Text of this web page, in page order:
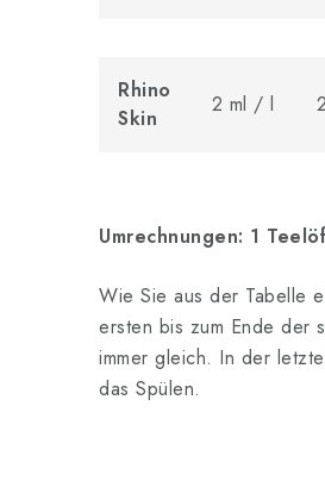
Rhino
Skin
2 ml / l
Umrechnungen: 1
Wie Sie aus der Tabelle
ersten bis zum Ende der
immer gleich. In der
das Spülen.